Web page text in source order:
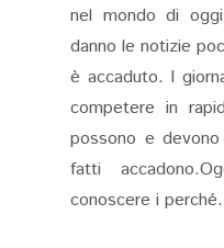
nel mondo di
danno le notizie
è accaduto. I
competere in
possono e
fatti
conoscere i perché.